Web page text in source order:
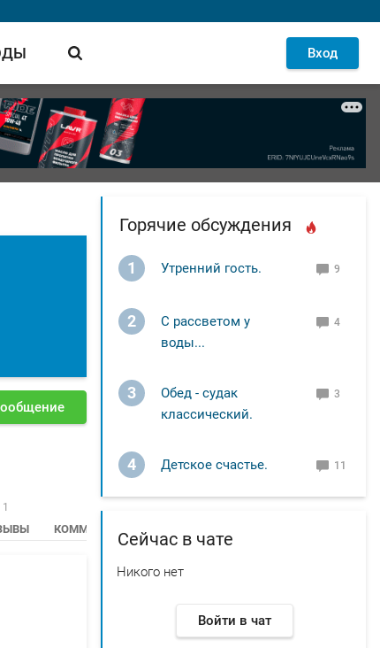
Вход
1
КОММЕНТАРИИ
Горячие обсуждения
1 Утренний гость. 9
2
С рассветом у
воды...
4
3
Обед - судак
классический.
3
4 Детское счастье. 11
Сейчас в чате
Никого нет
Войти в чат